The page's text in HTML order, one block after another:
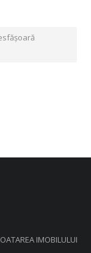
IMOBILULUI